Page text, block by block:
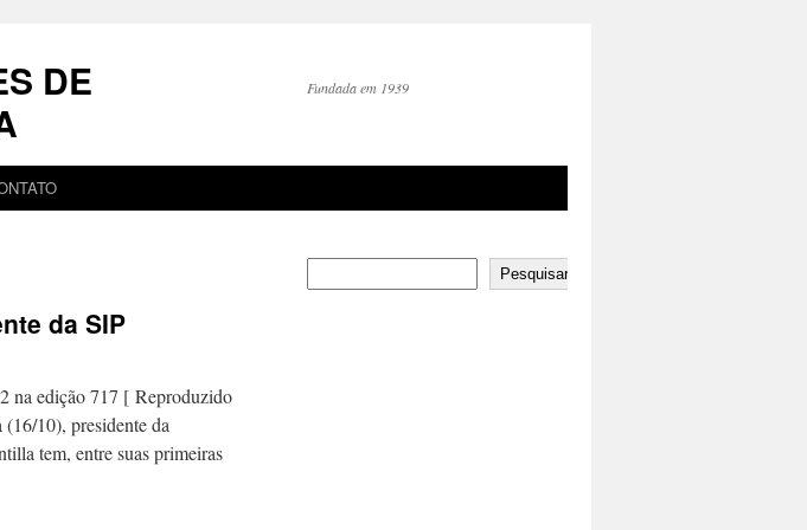
DE
Fundada em 1939
da SIP
edição 717 [ Reproduzido
10), presidente da
tem, entre suas primeiras
Pesquisar